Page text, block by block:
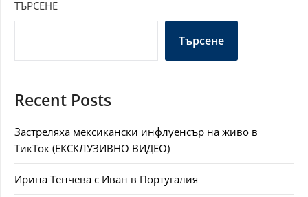
ТЪРСЕНЕ
Търсене
Recent Posts
Застреляха мексикански инфлуенсър на живо в
ТикТок (ЕКСКЛУЗИВНО ВИДЕО)
Ирина Тенчева с Иван в Португалия